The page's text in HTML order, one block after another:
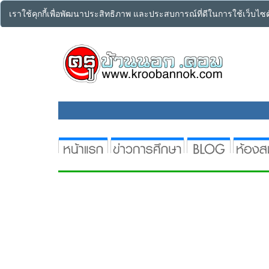
เราใช้คุกกี้เพื่อพัฒนาประสิทธิภาพ และประสบการณ์ที่ดีในการใช้เว็บ